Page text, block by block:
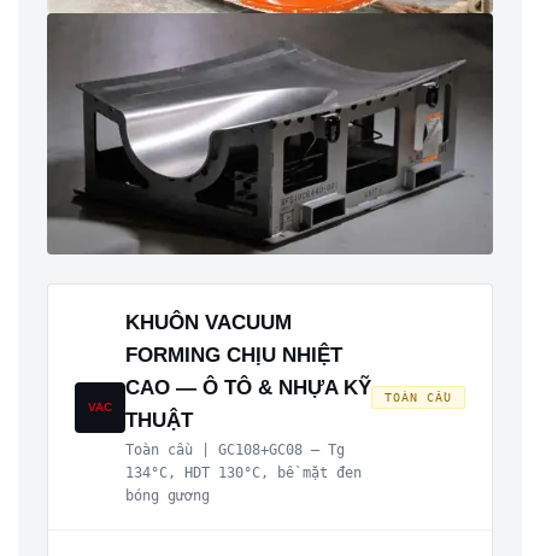
VAC
KHUÔN VACUUM
FORMING CHỊU NHIỆT
CAO — Ô TÔ & NHỰA KỸ
THUẬT
Toàn cầu | GC108+GC08 — Tg
134°C, HDT 130°C, bề mặt đen
bóng gương
TOÀN CẦU